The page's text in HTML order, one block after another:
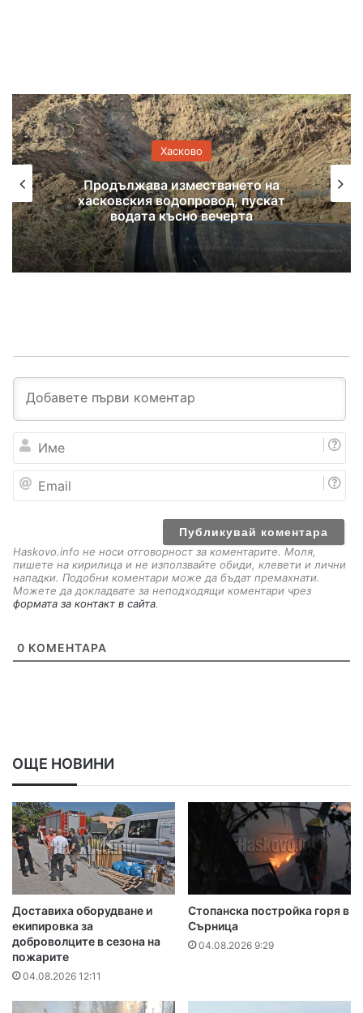
Хасково
3 към 1 са починалите спрямо
новородените в Хасковска област
е
a
Haskovo.info не носи отговорност за коментарите. Моля,
пишете на кирилица и не използвайте обиди, клевети и лични
нападки. Подобни коментари може да бъдат премахнати.
Можете да докладвате за неподходящи коментари чрез
формата за контакт в сайта.
0 КОМЕНТАРА
ОЩЕ НОВИНИ
Доставиха оборудване и
екипировка за
доброволците в сезона на
пожарите
04.08.2026 12:11
Стопанска постройка горя в
Сърница
04.08.2026 9:29